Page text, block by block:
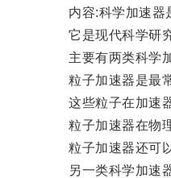
内容:科学加速器是
它是现代科学研究
主要有两类科学加
粒子加速器是最常
这些粒子在加速器
粒子加速器在物理
粒子加速器还可以
另一类科学加速器